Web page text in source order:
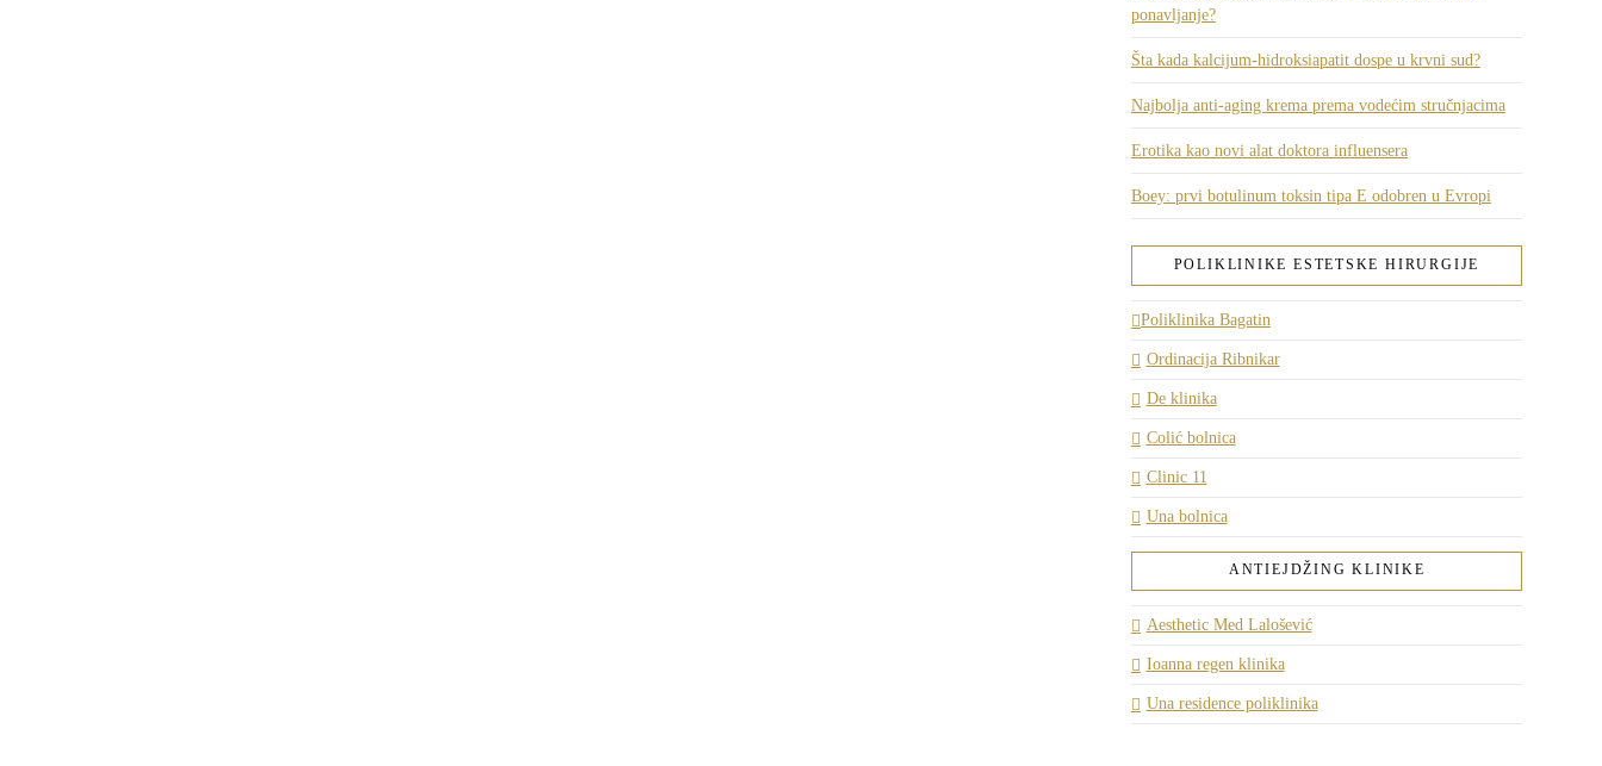
ponavljanje?
Šta kada kalcijum-hidroksiapatit dospe u krvni sud?
Najbolja anti-aging krema prema vodećim stručnjacima
Erotika kao novi alat doktora influensera
Boey: prvi botulinum toksin tipa E odobren u Evropi
POLIKLINIKE ESTETSKE HIRURGIJE
Poliklinika Bagatin
Ordinacija Ribnikar
De klinika
Colić bolnica
Clinic 11
Una bolnica
ANTIEJDŽING KLINIKE
Aesthetic Med Lalošević
Ioanna regen klinika
Una residence poliklinika